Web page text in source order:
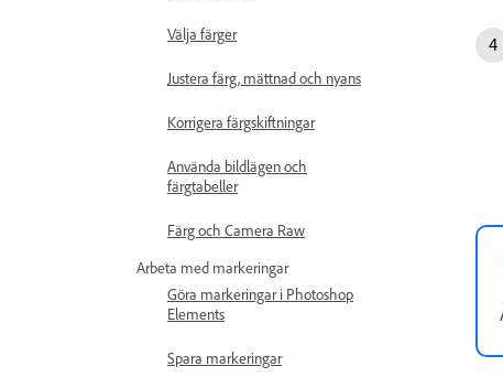
Välja färger
Justera färg, mättnad och nyans
Korrigera färgskiftningar
Använda bildlägen och
färgtabeller
Färg och Camera Raw
Arbeta med markeringar
Göra markeringar i Photoshop
Elements
Spara markeringar